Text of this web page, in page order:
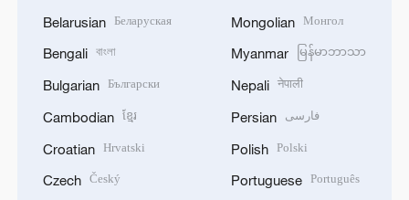
Belarusian Беларуская
Bengali বাংলা
Bulgarian Български
Cambodian ខ្មែរ
Croatian Hrvatski
Czech Český
Mongolian Монгол
Myanmar မြန်မာဘာသာ
Nepali नेपाली
Persian فارسی
Polish Polski
Portuguese Português